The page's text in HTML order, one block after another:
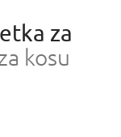
za
kosu